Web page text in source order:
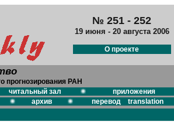
№ 251 - 252
19 июня - 20 августа 2006
О проекте
прогнозирования РАН
читальный зал
приложения
архив перевод translation